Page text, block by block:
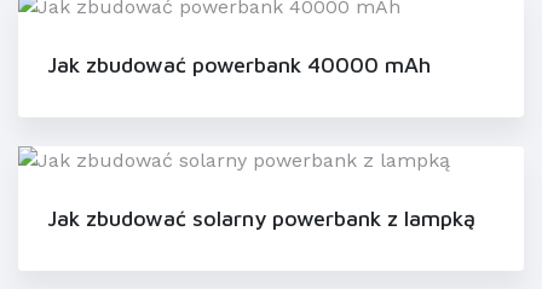
Jak zbudować powerbank 40000 mAh
Jak zbudować solarny powerbank z lampką